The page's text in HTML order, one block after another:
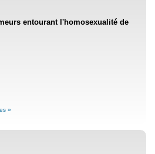
entourant l'homosexualité de
»